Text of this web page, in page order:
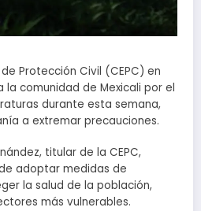
Protección Civil (CEPC) en
comunidad de Mexicali por el
durante esta semana,
a extremar precauciones.
titular de la CEPC,
adoptar medidas de
la salud de la población,
más vulnerables.